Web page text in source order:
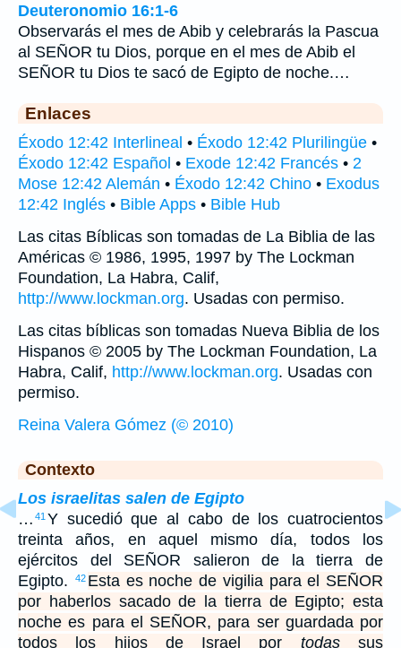
Deuteronomio 16:1-6
Observarás el mes de Abib y celebrarás la Pascua
al SEÑOR tu Dios, porque en el mes de Abib el
SEÑOR tu Dios te sacó de Egipto de noche.…
Enlaces
Éxodo 12:42 Interlineal • Éxodo 12:42 Plurilingüe •
Éxodo 12:42 Español • Exode 12:42 Francés • 2
Mose 12:42 Alemán • Éxodo 12:42 Chino • Exodus
12:42 Inglés • Bible Apps • Bible Hub
Las citas Bíblicas son tomadas de La Biblia de las
Américas © 1986, 1995, 1997 by The Lockman
Foundation, La Habra, Calif,
http://www.lockman.org. Usadas con permiso.
Las citas bíblicas son tomadas Nueva Biblia de los
Hispanos © 2005 by The Lockman Foundation, La
Habra, Calif, http://www.lockman.org. Usadas con
permiso.
Reina Valera Gómez (© 2010)
Contexto
Los israelitas salen de Egipto
… 41 Y sucedió que al cabo de los cuatrocientos
treinta años, en aquel mismo día, todos los
ejércitos del SEÑOR salieron de la tierra de
Egipto.
42 Esta es noche de vigilia para el SEÑOR
por haberlos sacado de la tierra de Egipto; esta
noche es para el SEÑOR, para ser guardada por
todos los hijos de Israel por todassus